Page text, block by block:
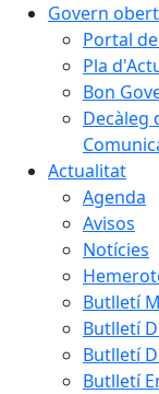
Govern obert
Portal
Pla
Bon
Decàleg
Actualitat
Agenda
Avisos
Notícies
Butlletí
Butlletí
Butlletí
Butlletí